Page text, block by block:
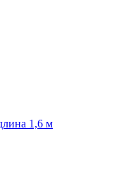
1,6 м